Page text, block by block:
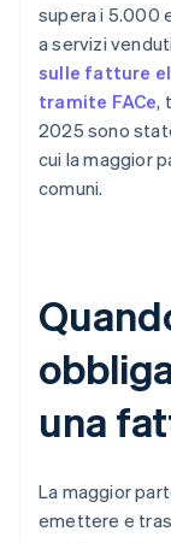
supera i 5.000
a servizi
sulle fatture
tramite FACe,
2025 sono
cui la maggior
comuni.
una
La maggior
emettere e